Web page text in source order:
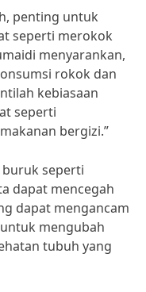
penting untuk
seperti merokok
menyarankan,
rokok dan
kebiasaan
seperti
bergizi.”
seperti
dapat mencegah
dapat mengancam
mengubah
tubuh yang